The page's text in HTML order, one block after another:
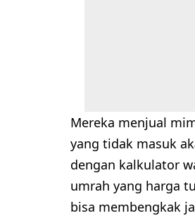
​Mereka menjual
yang tidak masuk
dengan kalkulator
umrah yang harga
bisa membengkak